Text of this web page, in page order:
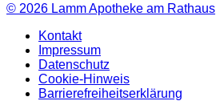
© 2026 Lamm Apotheke am Rathaus
Kontakt
Impressum
Datenschutz
Cookie-Hinweis
Barrierefreiheitserklärung